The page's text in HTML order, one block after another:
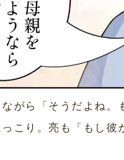
がら「そうだよね
こり。亮も「もし彼